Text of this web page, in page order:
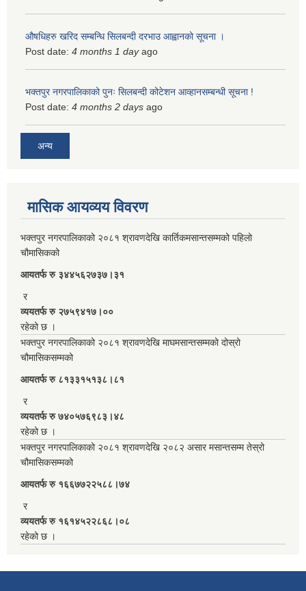
औषधिहरु खरिद सम्बन्धि सिलबन्दी दरभाउ आह्वानको सूचना ।
Post date: 4 months 1 dayago
भक्तपुर नगरपालिकाको पुनः सिलबन्दी कोटेशन आव्हानसम्बन्धी सूचना !
Post date: 4 months 2 days ago
अन्य
मासिक आयव्यय विवरण
भक्तपुर नगरपालिकाको २०८१ श्रावणदेखि कार्तिकमसान्तसम्मको पहिलो
चौमासिकको
आयतर्फ रु‌ ३४४५६२७३७।३१
र
व्ययतर्फ रु २७५९४१७।००
रहेको छ ।
भक्तपुर नगरपालिकाको २०८१ श्रावणदेखि माघमसान्तसम्मको दोस्रो
चौमासिकसम्मको
आयतर्फ रु‌ ८१३३१५१३८।८१
र
व्ययतर्फ रु ७४०५७६९८३।४८
रहेको छ ।
भक्तपुर नगरपालिकाको २०८१ श्रावणदेखि २०८२ असार मसान्तसम्म तेस्रो
चौमासिकसम्मको
आयतर्फ रु‌ १६६७७२२५८८।७४
र
व्ययतर्फ रु १६१४५२२८६८।०८
रहेको छ ।